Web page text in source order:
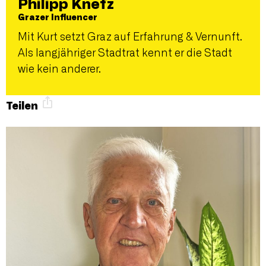
Philipp Knefz
Grazer Influencer
Mit Kurt setzt Graz auf Erfahrung & Vernunft.
Als langjähriger Stadtrat kennt er die Stadt
wie kein anderer.
Teilen